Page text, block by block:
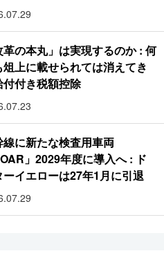
革の本丸」は実現するのか : 何
俎上に載せられては消えてき
付付き税額控除
線に新たな検査用車両
」2029年度に導入へ : ド
ーイエローは27年1月に引退